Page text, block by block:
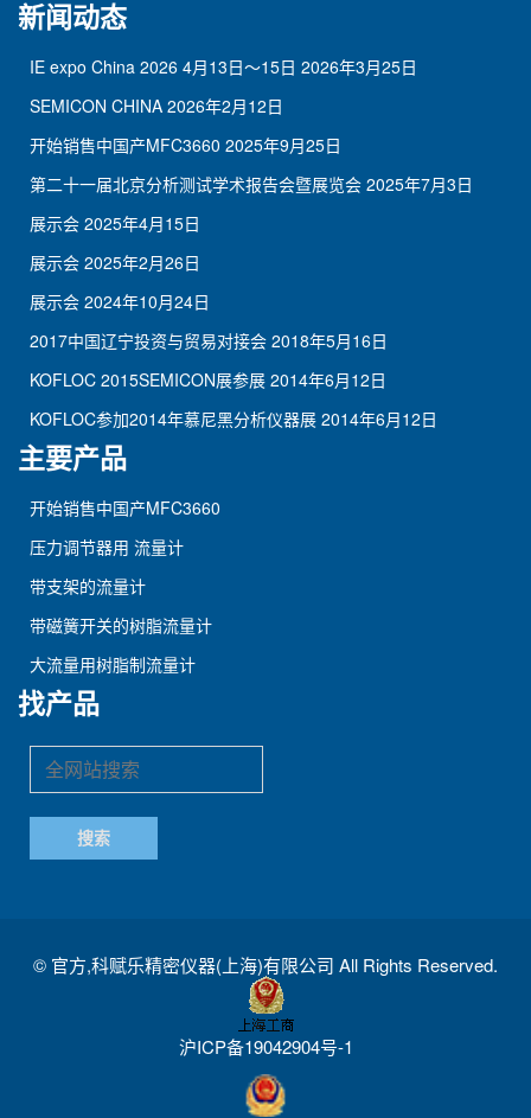
新闻动态
IE expo China 2026 4月13日～15日 2026年3月25日
SEMICON CHINA 2026年2月12日
开始销售中国产MFC3660 2025年9月25日
第二十一届北京分析测试学术报告会暨展览会 2025年7月3日
展示会 2025年4月15日
展示会 2025年2月26日
展示会 2024年10月24日
2017中国辽宁投资与贸易对接会 2018年5月16日
KOFLOC 2015SEMICON展参展 2014年6月12日
KOFLOC参加2014年慕尼黑分析仪器展 2014年6月12日
主要产品
开始销售中国产MFC3660
压力调节器用 流量计
带支架的流量计
带磁簧开关的树脂流量计
大流量用树脂制流量计
找产品
© 官方,科赋乐精密仪器(上海)有限公司 All Rights Reserved.
沪ICP备19042904号-1